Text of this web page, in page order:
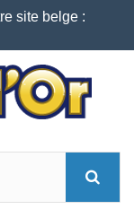
site belge :